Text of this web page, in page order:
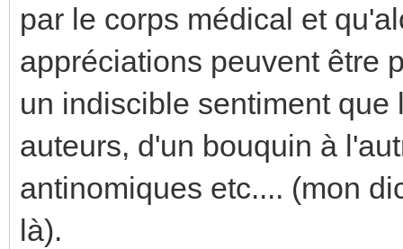
par le corps médical et
appréciations peuvent être
un indiscible sentiment
auteurs, d'un bouquin à
antinomiques etc.... (mon
là).